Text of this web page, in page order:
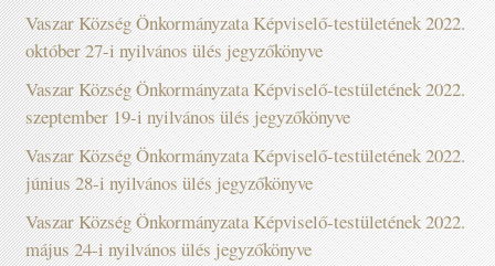
Vaszar Község Önkormányzata Képviselő-testületének 2022.
október 27-i nyilvános ülés jegyzőkönyve
Vaszar Község Önkormányzata Képviselő-testületének 2022.
szeptember 19-i nyilvános ülés jegyzőkönyve
Vaszar Község Önkormányzata Képviselő-testületének 2022.
június 28-i nyilvános ülés jegyzőkönyve
Vaszar Község Önkormányzata Képviselő-testületének 2022.
május 24-i nyilvános ülés jegyzőkönyve